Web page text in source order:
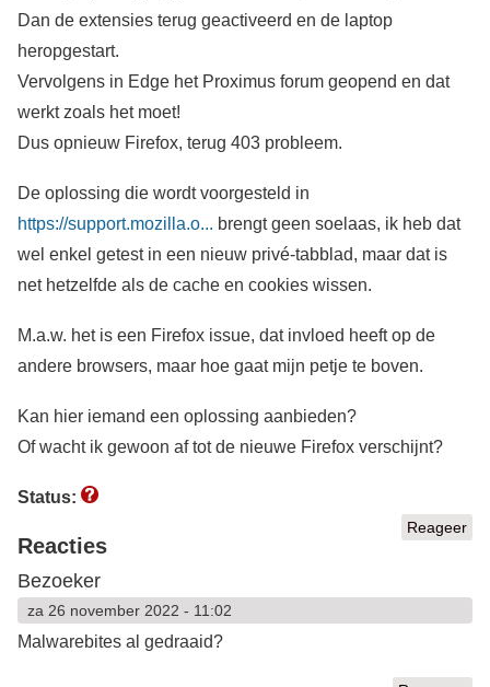
Dan de extensies terug geactiveerd en de laptop
heropgestart.
Vervolgens in Edge het Proximus forum geopend en dat
werkt zoals het moet!
Dus opnieuw Firefox, terug 403 probleem.
De oplossing die wordt voorgesteld in
https://support.mozilla.o...
brengt geen soelaas, ik heb dat
wel enkel getest in een nieuw privé-tabblad, maar dat is
net hetzelfde als de cache en cookies wissen.
M.a.w. het is een Firefox issue, dat invloed heeft op de
andere browsers, maar hoe gaat mijn petje te boven.
Kan hier iemand een oplossing aanbieden?
Of wacht ik gewoon af tot de nieuwe Firefox verschijnt?
Status:
Reageer
Reacties
Bezoeker
za 26 november 2022 - 11:02
Malwarebites al gedraaid?